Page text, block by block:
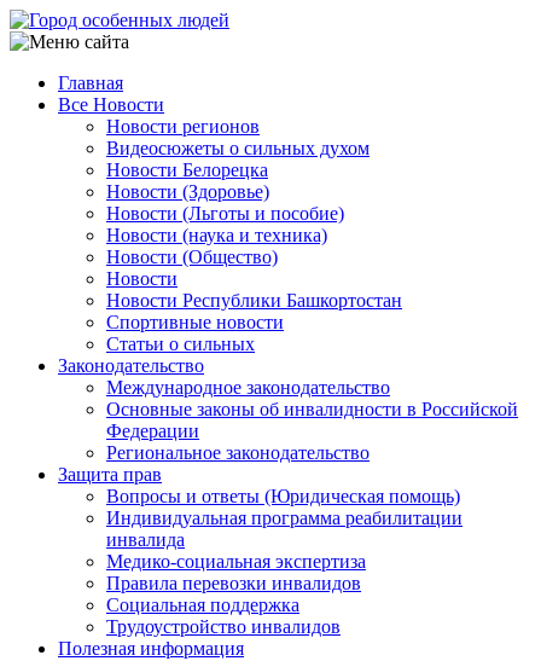
Перейти
к
содержанию
Main
navigation
Главная
Все Новости
Новости регионов
Видеосюжеты о сильных духом
Новости Белорецка
Новости (Здоровье)
Новости (Льготы и пособие)
Новости (наука и техника)
Новости (Общество)
Новости
Новости Республики Башкортостан
Спортивные новости
Статьи о сильных
Законодательство
Международное законодательство
Основные законы об инвалидности в Российской
Федерации
Региональное законодательство
Защита прав
Вопросы и ответы (Юридическая помощь)
Индивидуальная программа реабилитации
инвалида
Медико-социальная экспертиза
Правила перевозки инвалидов
Социальная поддержка
Трудоустройство инвалидов
Полезная информация